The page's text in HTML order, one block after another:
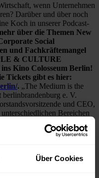
Über Cookies
wenn Unternehmen
Darüber und über noch
Koch in unserer Podcast-
über die Themen New
Social
und Fachkräftemangel
& CULTURE
Kino Colosseum Berlin!
Tickets gibt es hier:
. „The Medium is the
berlinbrandenburg e. V.
und CEO,
Bereichen
und möchte mit ihnen
Themen und
Im Gespräch geht es um
mit ihr teilen.